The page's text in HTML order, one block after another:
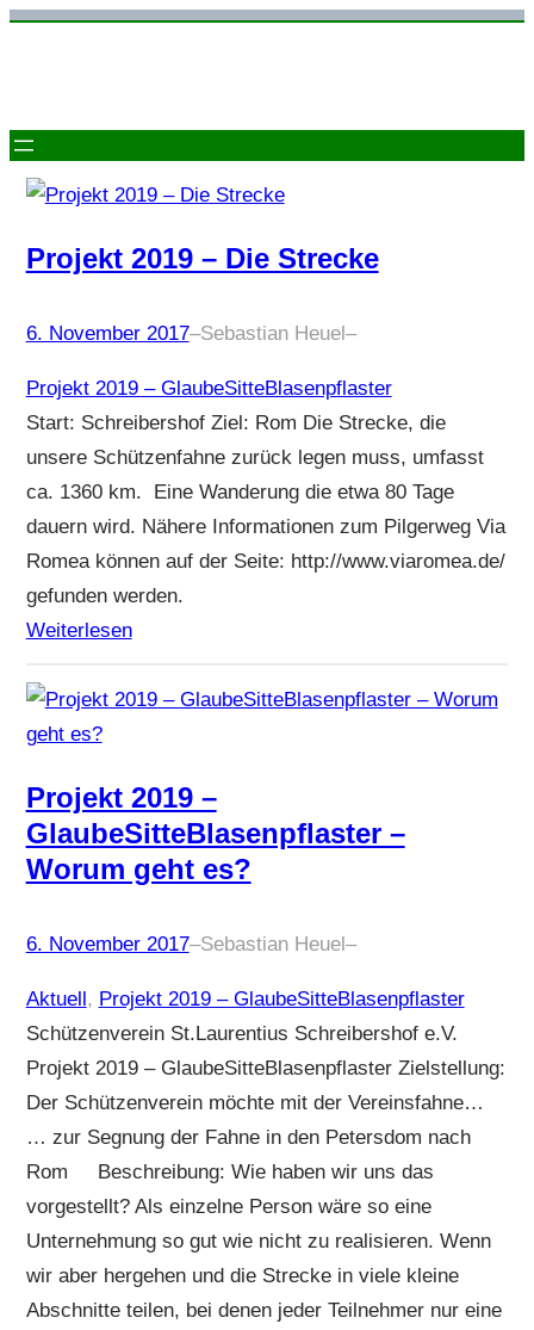
Zum
Projekt 2019 – Die Strecke
6. November 2017–Sebastian Heuel–
Projekt 2019 – GlaubeSitteBlasenpflaster
Start: Schreibershof Ziel: Rom Die Strecke, die
unsere Schützenfahne zurück legen muss, umfasst
ca. 1360 km. Eine Wanderung die etwa 80 Tage
dauern wird. Nähere Informationen zum Pilgerweg Via
Romea können auf der Seite: http://www.viaromea.de/
gefunden werden.
Weiterlesen
Projekt 2019 –
GlaubeSitteBlasenpflaster –
Worum geht es?
6. November 2017–Sebastian Heuel–
Aktuell, Projekt 2019 – GlaubeSitteBlasenpflaster
Schützenverein St.Laurentius Schreibershof e.V.
Projekt 2019 – GlaubeSitteBlasenpflaster Zielstellung:
Der Schützenverein möchte mit der Vereinsfahne…
… zur Segnung der Fahne in den Petersdom nach
Rom Beschreibung: Wie haben wir uns das
vorgestellt? Als einzelne Person wäre so eine
Unternehmung so gut wie nicht zu realisieren. Wenn
wir aber hergehen und die Strecke in viele kleine
Abschnitte teilen, bei denen jeder Teilnehmer nur eine